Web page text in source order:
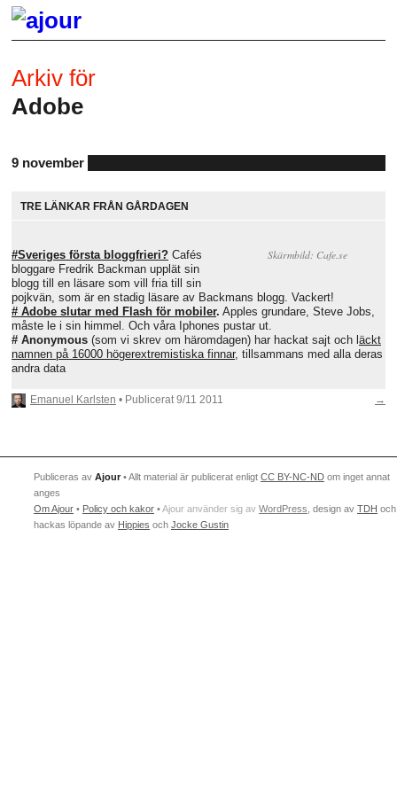
Arkiv för
Adobe
9 november
TRE LÄNKAR FRÅN GÅRDAGEN
Skärmbild: Cafe.se
#Sveriges första bloggfrieri? Cafés
bloggare Fredrik Backman upplät sin
blogg till en läsare som vill fria till sin
pojkvän, som är en stadig läsare av Backmans blogg. Vackert!
# Adobe slutar med Flash för mobiler. Apples grundare, Steve Jobs,
måste le i sin himmel. Och våra Iphones pustar ut.
# Anonymous (som vi skrev om häromdagen) har hackat sajt och l äckt
namnen på 16000 högerextremistiska finnar, tillsammans med alla deras
andra data
→
Emanuel Karlsten • Publicerat 9/11 2011
Publiceras av Ajour • Allt material är publicerat enligt CC BY-NC-ND om inget annat
anges
Om Ajour • Policy och kakor •Ajour använder sig av WordPress , design av TDH och
hackas löpande av Hippies och Jocke Gustin